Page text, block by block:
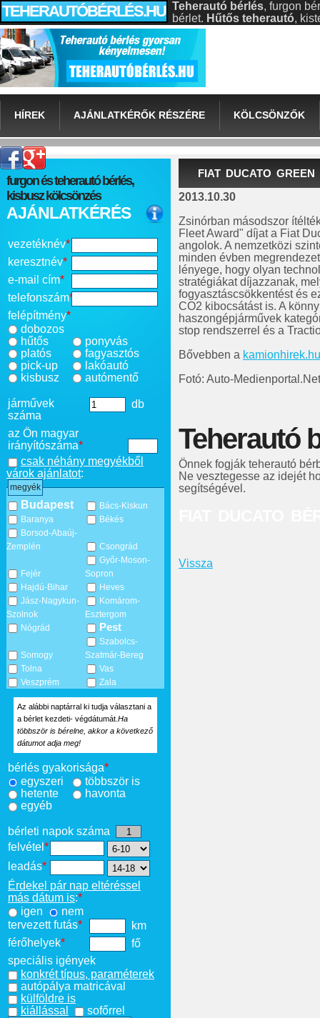
TEHERAUTÓBÉRLÉS.HU Teherautó bérlés, furgon
bérlet. Hűtős teherautó,
HÍREK AJÁNLATKÉRŐK RÉSZÉRE KÖLCSÖNZŐK
furgon és teherautó bérlés,
kisbusz kölcsönzés
AJÁNLATKÉRÉS
vezetéknév*
keresztnév*
e-mail cím*
telefonszám*
felépítmény*
dobozos
hűtős
platós
pick-up
kisbusz
ponyvás
fagyasztós
lakóautó
autómentő
járművek
száma
db
az Ön magyar
irányítószáma*
csak néhány megyékből
várok ajánlatot:
megyék
Budapest
Bács-Kiskun
Baranya
Békés
Borsod-Abaúj-
Zemplén
Csongrád
Fejér
Győr-Moson-
Sopron
Hajdú-Bihar
Heves
Jász-Nagykun-
Szolnok
Komárom-
Esztergom
Nógrád
Pest
Somogy
Szabolcs-
Szatmár-Bereg
Tolna
Vas
Veszprém
Zala
Az alábbi naptárral ki tudja választani a
a bérlet kezdeti- végdátumát. Ha
többször is bérelne, akkor a következő
dátumot adja meg!
bérlés gyakorisága*
egyszeri
többször is
hetente
havonta
egyéb
bérleti napok száma
felvétel *
leadás*
Érdekel pár nap eltéréssel
más dátum is:*
igen
nem
tervezett futás*
km
férőhelyek*
fő
speciális igények
konkrét típus, paraméterek
autópálya matricával
külföldre is
kiállással
sofőrrel
FIAT DUCATO GREEN
2013.10.30
Zsinórban másodszor
Fleet Award" díjat a Fiat
angolok. A nemzetközi
minden évben
lényege, hogy olyan
stratégiákat díjazzanak,
fogyasztáscsökkentést és
CO2 kibocsátást is. A
haszongépjárművek
stop rendszerrel és a
Bővebben a kamionhirek.hu
Fotó: Auto-
Teherautó
Önnek fogják teherautó
Ne vesztegesse az idejét
segítségével.
Vissza